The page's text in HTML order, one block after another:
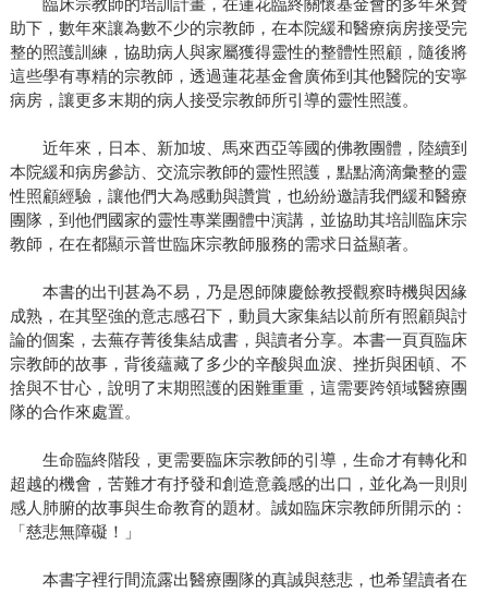
臨床宗教師的培訓計畫，在蓮花臨終關懷基金會的多年來贊
助下，數年來讓為數不少的宗教師，在本院緩和醫療病房接受完
整的照護訓練，協助病人與家屬獲得靈性的整體性照顧，隨後將
這些學有專精的宗教師，透過蓮花基金會廣佈到其他醫院的安寧
病房，讓更多末期的病人接受宗教師所引導的靈性照護。
近年來，日本、新加坡、馬來西亞等國的佛教團體，陸續到
本院緩和病房參訪、交流宗教師的靈性照護，點點滴滴彙整的靈
性照顧經驗，讓他們大為感動與讚賞，也紛紛邀請我們緩和醫療
團隊，到他們國家的靈性專業團體中演講，並協助其培訓臨床宗
教師，在在都顯示普世臨床宗教師服務的需求日益顯著。
本書的出刊甚為不易，乃是恩師陳慶餘教授觀察時機與因緣
成熟，在其堅強的意志感召下，動員大家集結以前所有照顧與討
論的個案，去蕪存菁後集結成書，與讀者分享。本書一頁頁臨床
宗教師的故事，背後蘊藏了多少的辛酸與血淚、挫折與困頓、不
捨與不甘心，說明了末期照護的困難重重，這需要跨領域醫療團
隊的合作來處置。
生命臨終階段，更需要臨床宗教師的引導，生命才有轉化和
超越的機會，苦難才有抒發和創造意義感的出口，並化為一則則
感人肺腑的故事與生命教育的題材。誠如臨床宗教師所開示的：
「慈悲無障礙！」
本書字裡行間流露出醫療團隊的真誠與慈悲，也希望讀者在